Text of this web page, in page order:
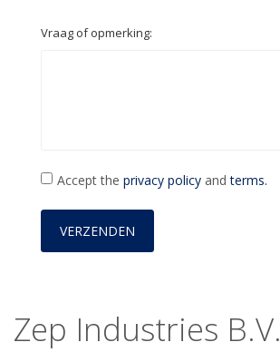
Vraag of opmerking:
Accept the privacy policyandterms.
Zep Industries B.V.